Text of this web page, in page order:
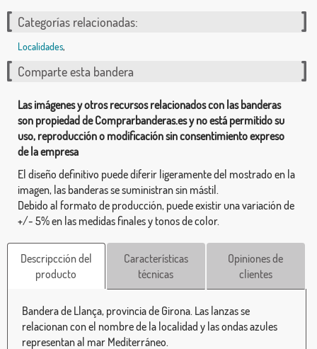
Categorías relacionadas:
Localidades,
Comparte esta bandera
Las imágenes y otros recursos relacionados con las banderas
son propiedad de Comprarbanderas.es y no está permitido su
uso, reproducción o modificación sin consentimiento expreso
de la empresa
El diseño definitivo puede diferir ligeramente del mostrado en la
imagen, las banderas se suministran sin mástil.
Debido al formato de producción, puede existir una variación de
+/- 5% en las medidas finales y tonos de color.
Descripcción del
producto
Características
técnicas
Opiniones de
clientes
Bandera de Llança, provincia de Girona. Las lanzas se
relacionan con el nombre de la localidad y las ondas azules
representan al mar Mediterráneo.